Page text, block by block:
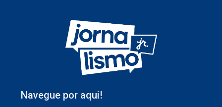
Navegue por aqui!